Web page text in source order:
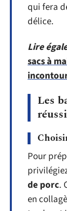
qui fera
délice.
Lire
sacs à
Les
Pour
de porc.
en